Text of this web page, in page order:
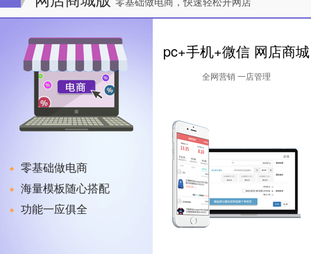
零基础做电商
海量模板随心搭配
功能一应俱全
pc+手机+微信 网店商城
全网营销 一店管理